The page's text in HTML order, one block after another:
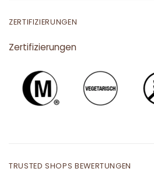
ZERTIFIZIERUNGEN
Zertifizierungen
TRUSTED SHOPS BEWERTUNGEN